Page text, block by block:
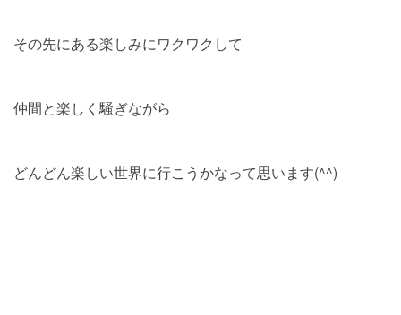
その先にある楽しみにワクワクして
仲間と楽しく騒ぎながら
どんどん楽しい世界に行こうかなって思います(^^)